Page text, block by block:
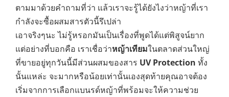
ตามมาด้วยคำถามที่ว่า แล้วเราจะรู้ได้ยังไงว่าหญ้าที่เรา
กำลังจะซื้อผสมสารตัวนี้รึเปล่า
เอาจริงๆนะ ไม่รู้หรอกมันเป็นเรื่องที่พูดได้แต่พิสูจน์ยาก
แต่อย่างที่บอกคือ เราเชื่อว่าหญ้าเทียมในตลาดส่วนใหญ่
ที่ขายอยู่ทุกวันนี้มีส่วนผสมของสาร UV Protection ทั้ง
นั้นแหล่ะ จะมากหรือน้อยเท่านั้นเองสุดท้ายคุณอาจต้อง
เริ่มจากการเลือกแบนรด์หญ้าที่พร้อมจะให้ความช่วย